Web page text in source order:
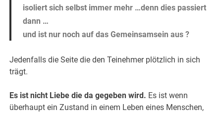
isoliert sich selbst immer mehr …denn dies passiert
dann …
und ist nur noch auf das Gemeinsamsein aus ?
Jedenfalls die Seite die den Teinehmer plötzlich in sich
trägt.
Es ist nicht Liebe die da gegeben wird. Es ist wenn
überhaupt ein Zustand in einem Leben eines Menschen,